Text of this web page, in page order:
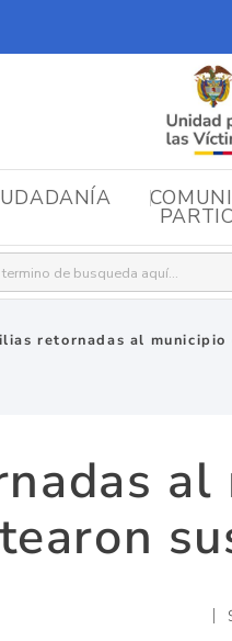
retornadas al